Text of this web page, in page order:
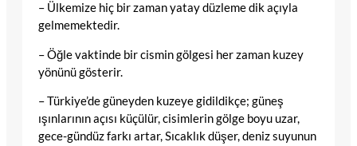
– Ülkemize hiç bir zaman yatay düzleme dik açıyla
gelmemektedir.
– Öğle vaktinde bir cismin gölgesi her zaman kuzey
yönünü gösterir.
– Türkiye’de güneyden kuzeye gidildikçe; güneş
ışınlarının açısı küçülür, cisimlerin gölge boyu uzar,
gece-gündüz farkı artar, Sıcaklık düşer, deniz suyunun